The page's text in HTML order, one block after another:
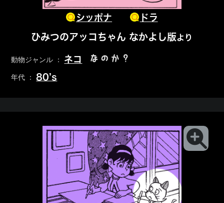
シッポナ ドラ
ひみつのアッコちゃん なかよし版より
動物ジャンル ： ネコ なのか？
年代 ： 80’s